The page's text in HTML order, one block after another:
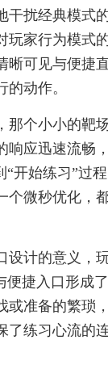
扰经典模式
家行为模式
可见与便捷
动作。
那个小小的靶
应迅速流畅
开始练习”过
微秒优化，
计的意义，
捷入口形成
或准备的繁琐
练习心流的